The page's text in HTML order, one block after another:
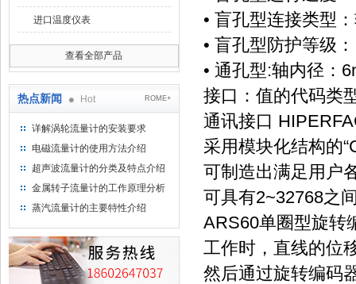
进口温度仪表
查看全部产品
热点新闻 Hot ROME+
详解涡轮流量计的安装要求
电磁流量计的使用方法介绍
超声波流量计的分类及特点介绍
金属转子流量计的工作原理分析
蒸汽流量计的主要特性介绍
• 盲孔型连接类型
• 盲孔型防护等级
• 通孔型:轴内径：
接口：值的代码类
通讯接口
采用模块化结构的
可制造出满足用户
可具有2~32768之
ARS60单圈型旋转
工作时，直线的位
然后通过旋转编码